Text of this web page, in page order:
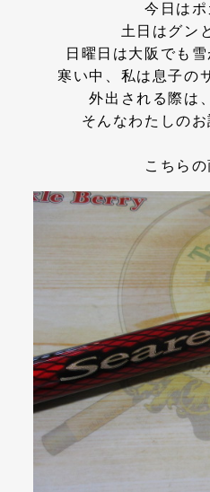
今日はポ
土日はグン
日曜日は大阪でも
寒い中、私は息子の
外出される際は
そんなわたしの
こちら